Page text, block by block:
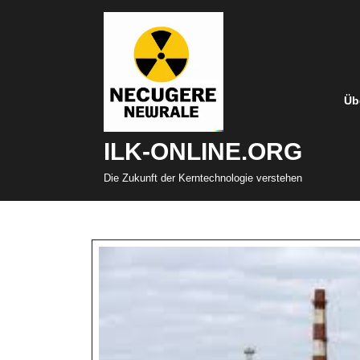
ILK-ONLINE.ORG
Die Zukunft der Kerntechnologie verstehen